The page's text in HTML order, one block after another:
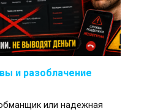
и разоблачение
или надежная